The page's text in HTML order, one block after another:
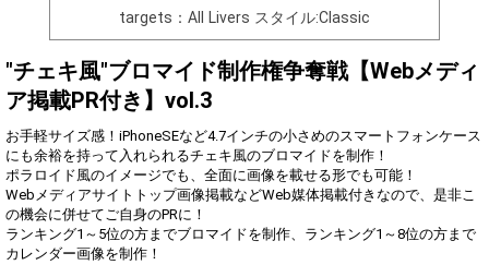
0 Event Begins!
オリジナルアバター制作権獲
得！
Gifting
Throw gifts to the stage and join
the live performance.
First, try throwing free Stars
(once a day)! You can also charge
Show Gold to purchase gifts
(available from 1 JPY)! When you
continue to send gifts to the
You can post comments. Please
refrain from posting comments
that may offend performers or
other users.
targets：All Livers スタイル:Classic
"チェキ風"ブロマイド制作権争奪戦【Webメディ
ア掲載PR付き】vol.3
お手軽サイズ感！iPhoneSEなど4.7インチの小さめのスマートフォンケース
にも余裕を持って入れられるチェキ風のブロマイドを制作！
ポラロイド風のイメージでも、全面に画像を載せる形でも可能！
Webメディアサイトトップ画像掲載などWeb媒体掲載付きなので、是非こ
の機会に併せてご自身のPRに！
ランキング1～5位の方までブロマイドを制作、ランキング1～8位の方まで
カレンダー画像を制作！